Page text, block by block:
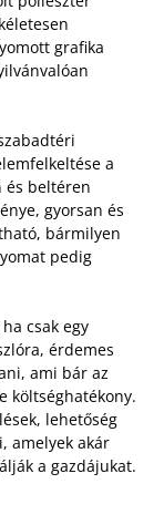
grafika
a
és beltéren
gyorsan és
bármilyen
pedig
csak egy
érdemes
ami bár az
költséghatékony.
lehetőség
amelyek akár
a gazdájukat.